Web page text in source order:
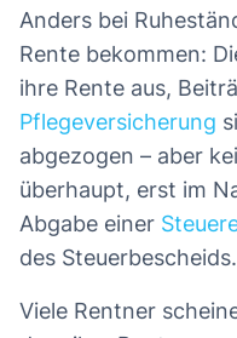
Anders bei
Rente bekommen:
ihre Rente aus,
Pflegeversicherung
abgezogen – aber
überhaupt, erst im
Abgabe einer
des Steuerbescheids.
Viele Rentner